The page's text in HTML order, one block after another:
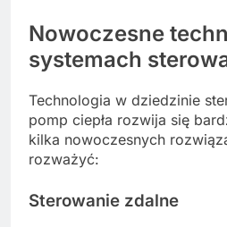
Nowoczesne
systemach
Technologia w dziedzinie
pomp ciepła rozwija się
kilka nowoczesnych
rozważyć:
Sterowanie zdalne